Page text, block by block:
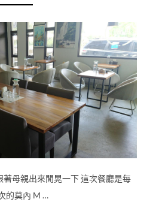
母親出來閒晃一下 這次餐廳是每
的莫內 M …